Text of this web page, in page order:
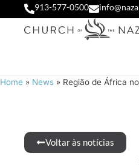
913-577-0500
Home » News » Região de África
Voltar às notícias